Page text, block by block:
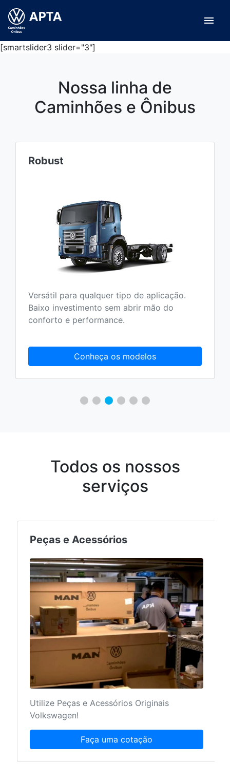
menu
[smartslider3 slider="3"]
Nossa linha de
Caminhões e Ônibus
Constellation
Versatilidade, conforto e economia. Seja
qual for o seu trajeto, urbano, rodoviário ou
fora de estrada.
Conheça os modelos
Todos os nossos
serviços
Peças e Acessórios
Utilize Peças e Acessórios Originais
Volkswagen!
Faça uma cotação